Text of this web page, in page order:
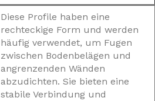
Diese Profile haben eine
rechteckige Form und werden
häufig verwendet, um Fugen
zwischen Bodenbelägen und
angrenzenden Wänden
abzudichten. Sie bieten eine
stabile Verbindung und